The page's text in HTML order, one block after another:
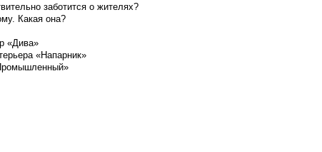
заботится о жителях?
Какая она?
«Дива»
«Напарник»